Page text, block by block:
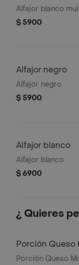
Alfajor blanco
$ 5900
Alfajor negro
Alfajor negro
$ 5900
Alfajor blanco
Alfajor blanco
$ 6900
¿ Quieres
Porción Queso
Porción Queso